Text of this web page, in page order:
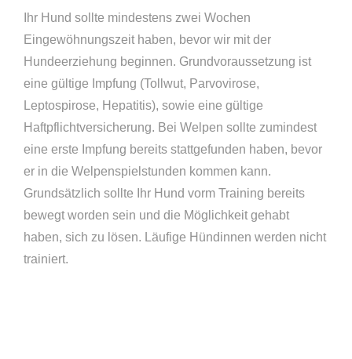
Ihr Hund sollte mindestens zwei Wochen
Eingewöhnungszeit haben, bevor wir mit der
Hundeerziehung beginnen. Grundvoraussetzung ist
eine gültige Impfung (Tollwut, Parvovirose,
Leptospirose, Hepatitis), sowie eine gültige
Haftpflichtversicherung. Bei Welpen sollte zumindest
eine erste Impfung bereits stattgefunden haben, bevor
er in die Welpenspielstunden kommen kann.
Grundsätzlich sollte Ihr Hund vorm Training bereits
bewegt worden sein und die Möglichkeit gehabt
haben, sich zu lösen. Läufige Hündinnen werden nicht
trainiert.